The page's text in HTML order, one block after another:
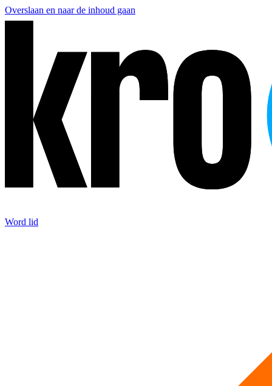
Overslaan en naar de inhoud gaan
Word lid